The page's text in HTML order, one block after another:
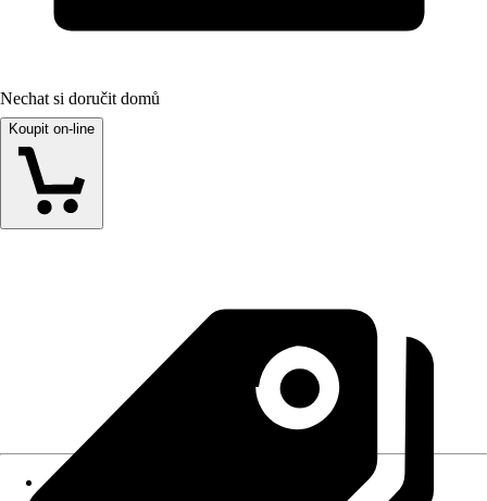
Nechat si doručit domů
Koupit on-line